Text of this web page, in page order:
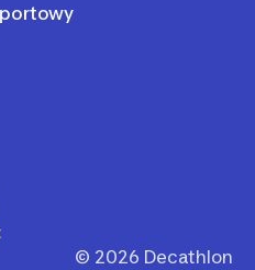
© 2026 Decathlon